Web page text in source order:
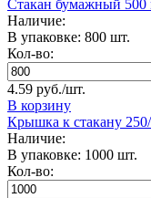
Стакан бумажный
Наличие:
В упаковке: 800 шт.
Кол-во:
4.59 руб./шт.
В корзину
Крышка к стакану
Наличие:
В упаковке: 1000 шт.
Кол-во: